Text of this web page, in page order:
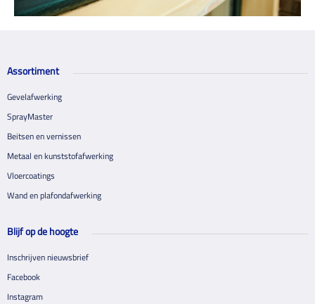
Assortiment
Gevelafwerking
SprayMaster
Beitsen en vernissen
Metaal en kunststofafwerking
Vloercoatings
Wand en plafondafwerking
Blijf op de hoogte
Inschrijven nieuwsbrief
Facebook
Instagram